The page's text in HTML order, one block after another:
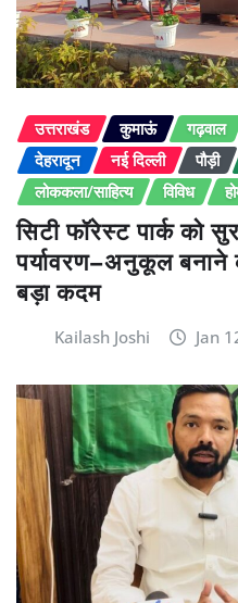
उत्तराखंड कुमाऊं गढ़वाल
देहरादून
नई दिल्ली पौड़ी
लोककला/साहित्य
विविध
सिटी फॉरेस्ट पार्क को
पर्यावरण–अनुकूल बनाने
बड़ा कदम
Kailash Joshi Jan